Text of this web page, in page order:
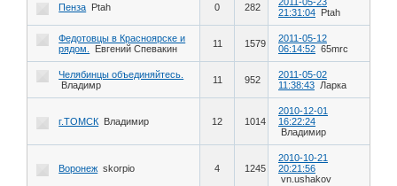
Пенза Ptah 0 282
21:31:04
Ptah
Федотовцы в Красноярске и
рядом.
Евгений Спевакин 11 1579
2011-05-12
06:14:52 65mrc
Челябинцы объединяйтесь.
Владимр
11 952
2011-05-02
11:38:43 Ларка
г.ТОМСК Владимир 12 1014
2010-12-01
16:22:24
Владимир
Воронеж skorpio 4 1245
2010-10-21
20:21:56
vn.ushakov